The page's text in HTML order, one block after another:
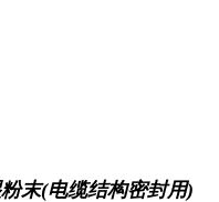
末(电缆结构密封用)